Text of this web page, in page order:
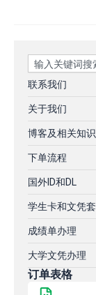
Search
联系我们
关于我们
博客及相关知识
下单流程
国外ID和DL
学生卡和文凭套
成绩单办理
大学文凭办理
订单表格